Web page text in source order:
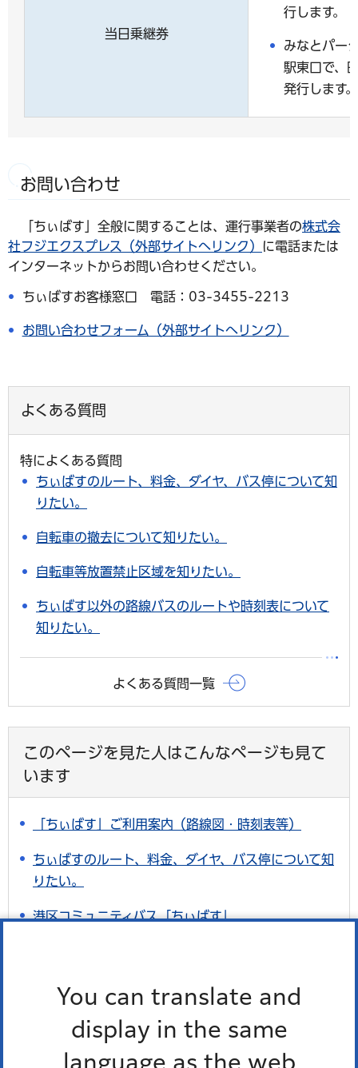
You can translate and
display in the same
language as the web
当日乗継券
行します。
みなとパー
駅東口で、
発行します。
お問い合わせ
「ちぃばす」全般に関することは、運行事業者の株式会
社フジエクスプレス（外部サイトへリンク）
に電話または
インターネットからお問い合わせください。
ちぃばすお客様窓口 電話：03-3455-2213
お問い合わせフォーム（外部サイトへリンク）
よくある質問
特によくある質問
ちぃばすのルート、料金、ダイヤ、バス停について知
りたい。
自転車の撤去について知りたい。
自転車等放置禁止区域を知りたい。
ちぃばす以外の路線バスのルートや時刻表について
知りたい。
よくある質問一覧
このページを見た人はこんなページも見て
います
「ちぃばす」ご利用案内（路線図・時刻表等）
ちぃばすのルート、料金、ダイヤ、バス停について知
りたい。
港区コミュニティバス「ちぃばす」
「ちぃばすナビアプリ」運行状況がリアルタイムで分
かります